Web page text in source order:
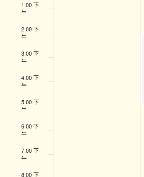
1:00 下
午
2:00 下
午
3:00 下
午
4:00 下
午
5:00 下
午
6:00 下
午
7:00 下
午
8:00 下